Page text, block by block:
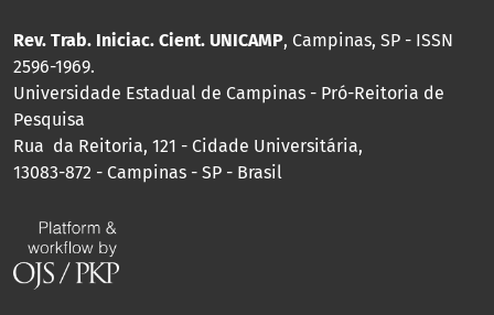
Rev. Trab. Iniciac. Cient. UNICAMP, Campinas, SP - ISSN
2596-1969.
Universidade Estadual de Campinas - Pró-Reitoria de
Pesquisa
Rua da Reitoria, 121 - Cidade Universitária,
13083-872 - Campinas - SP - Brasil